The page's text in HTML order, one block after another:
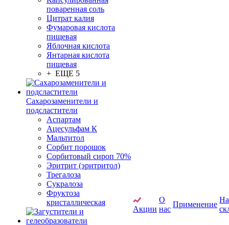
поваренная соль
Цитрат калия
Фумаровая кислота
пищевая
Яблочная кислота
Янтарная кислота
пищевая
+ ЕЩЕ 5
Сахарозаменители и
подсластители
Аспартам
Ацесульфам К
Мальтитол
Сорбит порошок
Сорбитовый сироп 70%
Эритрит (эритритол)
Трегалоза
Сукралоза
Фруктоза
кристаллическая
Акции
О
нас
Применение